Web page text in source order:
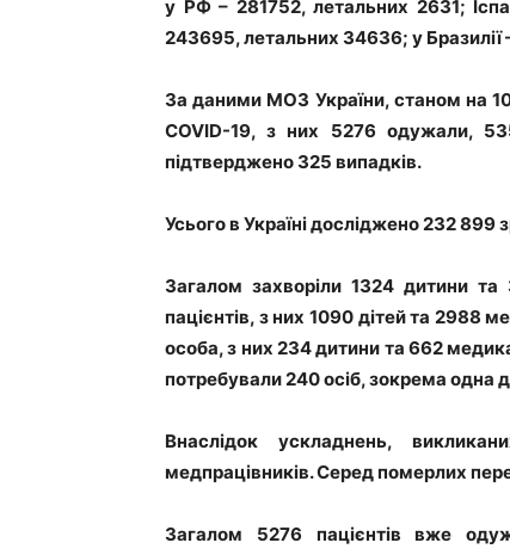
у РФ – 281752, летальних 2631;
243695, летальних 34636; у Бразилії
За даними МОЗ України, станом на
COVID-19, з них 5276 одужали,
підтверджено 325 випадків.
Усього в Україні досліджено 232 899
Загалом захворіли 1324 дитини
пацієнтів, з них 1090 дітей та 2988
особа, з них 234 дитини та 662
потребували 240 осіб, зокрема одна
Внаслідок ускладнень,
медпрацівників. Серед померлих
Загалом 5276 пацієнтів вже